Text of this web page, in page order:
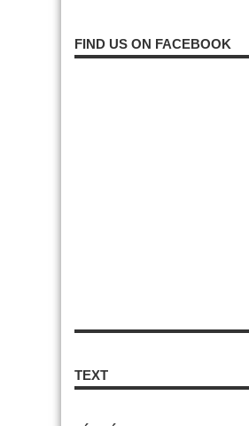
FIND US ON FACEBOOK
TEXT